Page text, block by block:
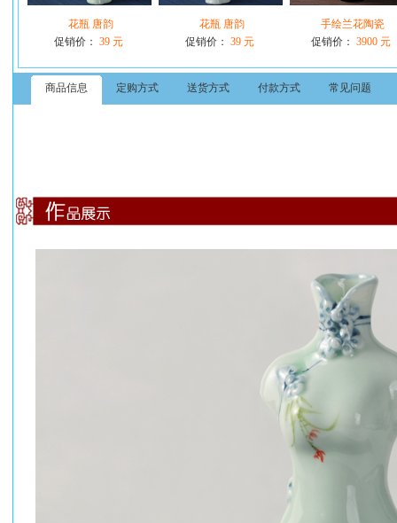
花瓶 唐韵
促销价： 39 元
花瓶 唐韵
促销价： 39 元
手绘兰花陶瓷
促销价： 3900 元
商品信息 定购方式 送货方式 付款方式 常见问题